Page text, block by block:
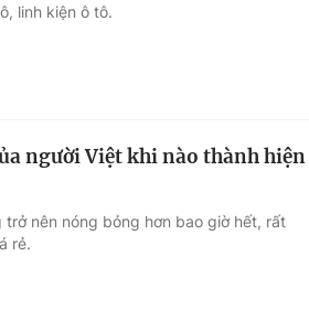
linh kiện ô tô.
người Việt khi nào thành hiện
nên nóng bỏng hơn bao giờ hết, rất
rẻ.